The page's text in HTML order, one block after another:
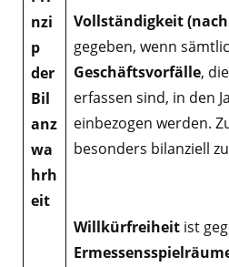
nzi
p
der
Bil
anz
wa
hrh
eit
Vollständigkeit (nach
gegeben, wenn
Geschäftsvorfälle,
erfassen sind, in den
einbezogen werden.
besonders bilanziell
Willkürfreiheit ist